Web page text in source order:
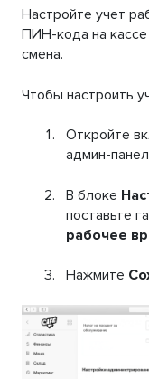
Настройте учет
ПИН-кода на кассе
смена.
Чтобы настроить
Откройте
админ-
В блоке
поставьте
рабочее
Нажмите